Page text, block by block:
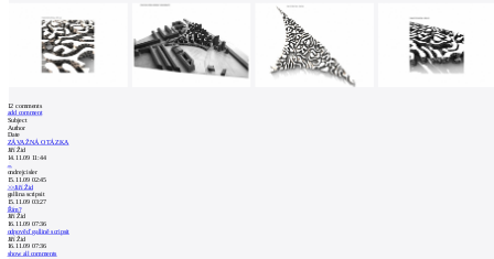
12 comments
add comment
Subject
Author
Date
ZÁVAŽNÁ OTÁZKA
Jiří Žid
14.11.09 11:44
...
ondrejcisler
15.11.09 02:45
>>Jiří Žid
gallina scripsit
15.11.09 03:27
Řím?
Jiří Žid
16.11.09 07:36
odpověď gallině scripsit
Jiří Žid
16.11.09 07:36
show all comments